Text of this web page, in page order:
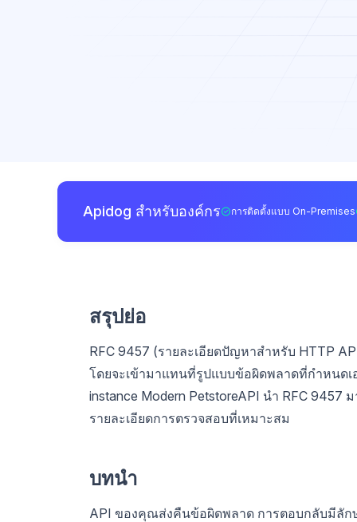
Apidog สำหรับองค์กร การติดตั้งแบบ On-Premises
สรุปย่อ
RFC 9457 (รายละเอียดปัญหาสำหรับ HTTP
โดยจะเข้ามาแทนที่รูปแบบข้อผิดพลาดที่กำหนดเ
instance Modern PetstoreAPI นำ RFC
รายละเอียดการตรวจสอบที่เหมาะสม
บทนำ
API ของคุณส่งคืนข้อผิดพลาด การตอบกลับมีลั